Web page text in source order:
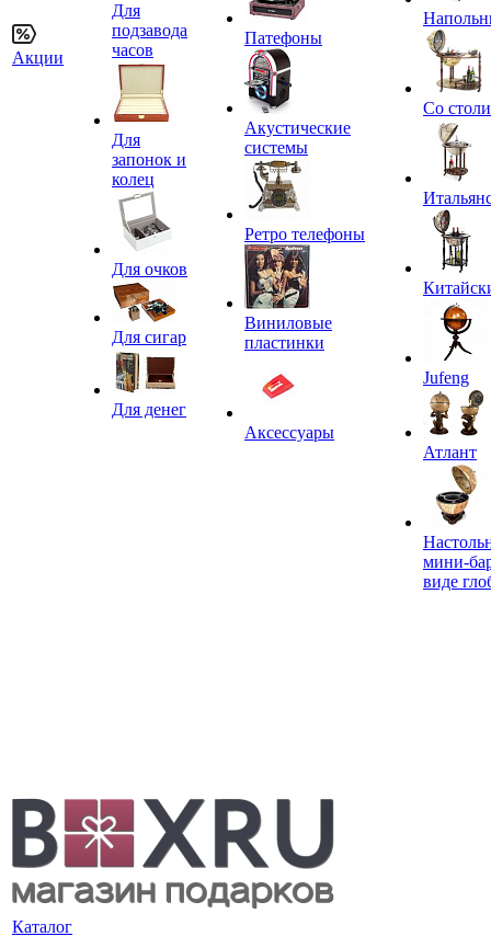
Акции
Для
подзавода
часов
Для
запонок и
колец
Для очков
Для сигар
Для денег
Патефоны
Акустические
системы
Ретро телефоны
Виниловые
пластинки
Аксессуары
Со
Jufeng
Атлант
мини-
виде
Каталог